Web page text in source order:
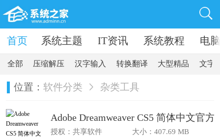
软件 系统主题 IT资讯 系统教程 电
首页
全部 压缩解压 汉字输入 转换翻译 大型精品 文字
位置： 软件分类 杂类工具
Adobe Dreamweaver CS5 简体中文官方
授权：共享软件
大小：407.69 MB